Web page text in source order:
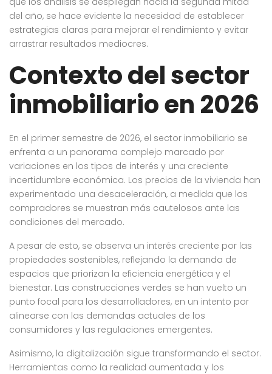
del año, se hace evidente la necesidad de establecer
estrategias claras para mejorar el rendimiento y evitar
arrastrar resultados mediocres.
Contexto del sector
inmobiliario en 2026
En el primer semestre de 2026, el sector inmobiliario se
enfrenta a un panorama complejo marcado por
variaciones en los tipos de interés y una creciente
incertidumbre económica. Los precios de la vivienda han
experimentado una desaceleración, a medida que los
compradores se muestran más cautelosos ante las
condiciones del mercado.
A pesar de esto, se observa un interés creciente por las
propiedades sostenibles, reflejando la demanda de
espacios que priorizan la eficiencia energética y el
bienestar. Las construcciones verdes se han vuelto un
punto focal para los desarrolladores, en un intento por
alinearse con las demandas actuales de los
consumidores y las regulaciones emergentes.
Asimismo, la digitalización sigue transformando el sector.
Herramientas como la realidad aumentada y los